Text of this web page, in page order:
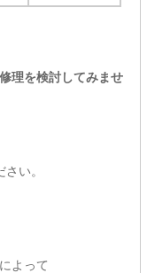
理を検討してみませ
い。
よって